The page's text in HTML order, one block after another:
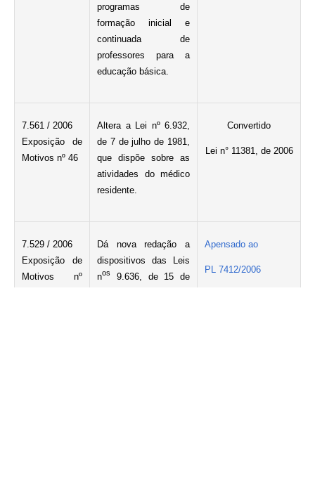
programas de
formação inicial e
continuada de
professores para a
educação básica.
7.561 / 2006
Exposição de
Motivos nº 46
Altera a Lei nº 6.932,
de 7 de julho de 1981,
que dispõe sobre as
atividades do médico
residente.
Convertido
Lei n° 11381, de 2006
7.529 / 2006
Exposição de
Motivos nº
Dá nova redação a
dispositivos das Leis
nos
9.636, de 15 de
Apensado ao
PL 7412/2006